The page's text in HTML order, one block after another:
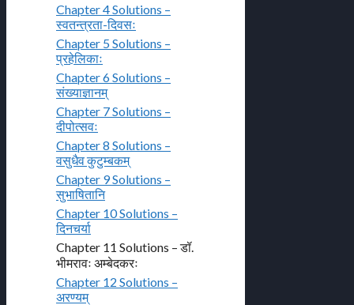
Chapter 4 Solutions –
स्वतन्त्रता-दिवसः
Chapter 5 Solutions –
प्रहेलिकाः
Chapter 6 Solutions –
संख्याज्ञानम्
Chapter 7 Solutions –
दीपोत्सवः
Chapter 8 Solutions –
वसुधैव कुटुम्बकम्
Chapter 9 Solutions –
सुभाषितानि
Chapter 10 Solutions –
दिनचर्या
Chapter 11 Solutions – डॉ.
भीमरावः अम्बेदकरः
Chapter 12 Solutions –
अरण्यम्